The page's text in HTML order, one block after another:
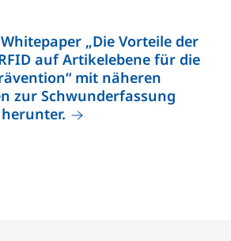
„Die Vorteile der
auf Artikelebene für die
mit näheren
zur Schwunderfassung
herunter.